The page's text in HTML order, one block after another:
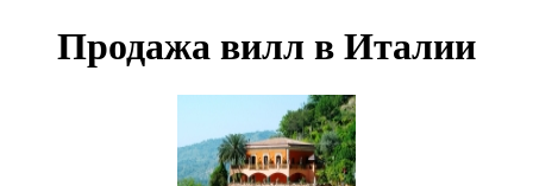
Продажа вилл в Италии